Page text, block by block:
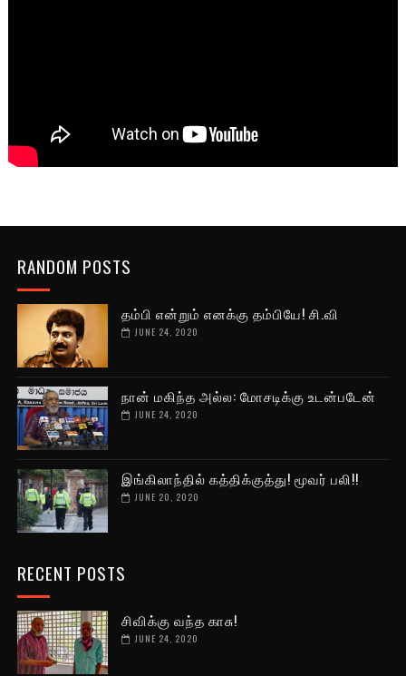
RANDOM POSTS
தம்பி என்றும் எனக்கு தம்பியே! சி.வி
JUNE 24, 2020
நான் மகிந்த அல்ல: மோசடிக்கு உடன்படேன்
JUNE 24, 2020
இங்கிலாந்தில் கத்திக்குத்து! மூவர் பலி!!
JUNE 20, 2020
RECENT POSTS
சிவிக்கு வந்த காசு!
JUNE 24, 2020